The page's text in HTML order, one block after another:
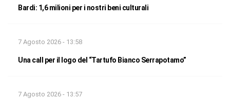
Bardi: 1,6 milioni per i nostri beni culturali
7 Agosto 2026 - 13:58
Una call per il logo del “Tartufo Bianco Serrapotamo”
7 Agosto 2026 - 13:57